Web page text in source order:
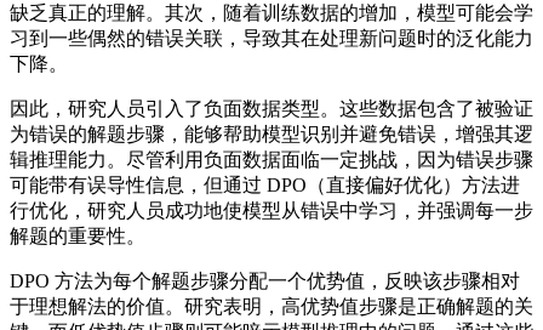
缺乏真正的理解。其次，随着训练数据的增加，模型可能会学
习到一些偶然的错误关联，导致其在处理新问题时的泛化能力
下降。
因此，研究人员引入了负面数据类型。这些数据包含了被验证
为错误的解题步骤，能够帮助模型识别并避免错误，增强其逻
辑推理能力。尽管利用负面数据面临一定挑战，因为错误步骤
可能带有误导性信息，但通过 DPO（直接偏好优化）方法进
行优化，研究人员成功地使模型从错误中学习，并强调每一步
解题的重要性。
DPO 方法为每个解题步骤分配一个优势值，反映该步骤相对
于理想解法的价值。研究表明，高优势值步骤是正确解题的关